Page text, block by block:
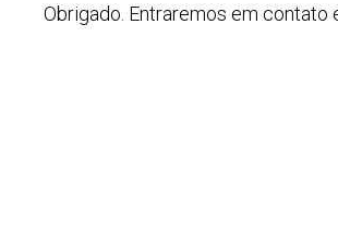
Obrigado. Entraremos em contato